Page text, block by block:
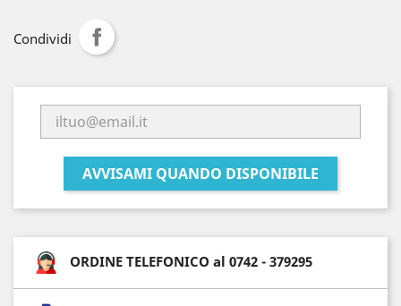
Condividi
AVVISAMI QUANDO DISPONIBILE
ORDINE TELEFONICO al 0742 - 379295